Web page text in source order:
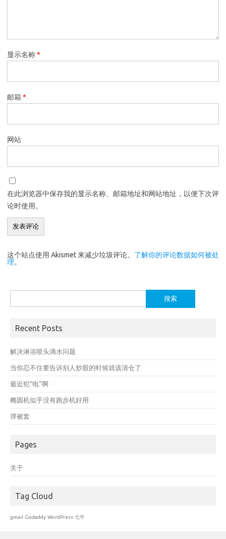
显示名称*
邮箱*
网站
在此浏览器中保存我的显示名称、邮箱地址和网站地址，以便下次评
论时使用。
这个站点使用 Akismet 来减少垃圾评论。 了解你的评论数据如何被处
理。
索：
Recent Posts
解决淋浴喷头滴水问题
当你忍不住要告诉别人炒股的时候就该清仓了
最近犯“电”啊
椭圆机似乎没有跑步机好用
弹被套
Pages
关于
Tag Cloud
gmail Godaddy WordPress 七牛